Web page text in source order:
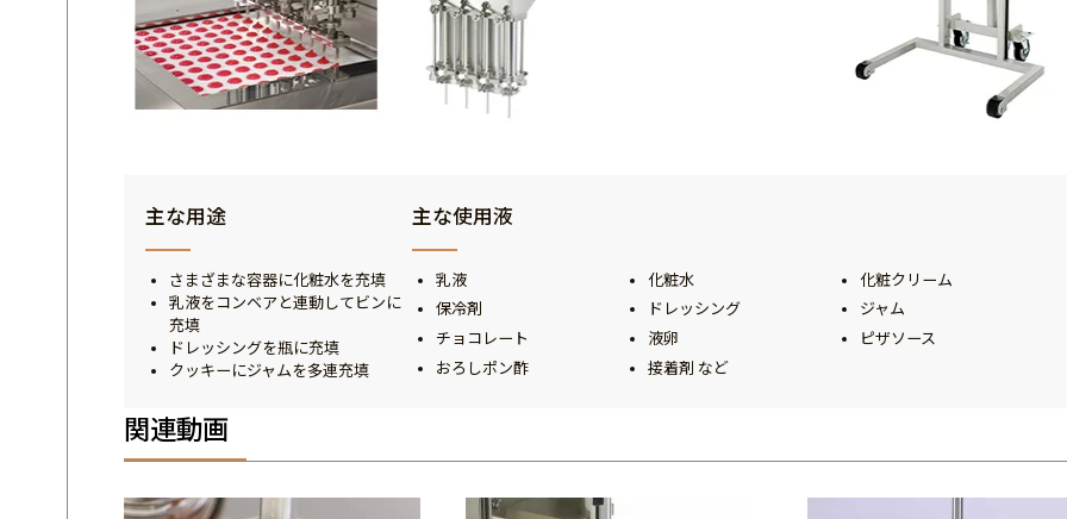
主な用途
さまざまな容器に化粧水を充填
乳液をコンベアと連動してビンに
充填
ドレッシングを瓶に充填
クッキーにジャムを多連充填
主な使用液
乳液 化粧水
化粧クリーム
保冷剤
ドレッシング
ジャム
チョコレート
液卵
ピザソース
おろしポン酢
接着剤 など
関連動画